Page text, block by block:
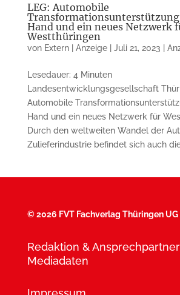
LEG: Automobile
Transformationsunterstützung
Hand und ein neues Netzwerk
Westthüringen
von Extern | Anzeige| Juli 21, 2023 |
Lesedauer: 4 Minuten
Landesentwicklungsgesellschaft
Automobile
Hand und ein neues Netzwerk für
Durch den weltweiten Wandel der
Zulieferindustrie befindet sich auch
©2026 FVT Fachverlag Thüringen UG
Redaktion & Ansprechpartner
Mediadaten